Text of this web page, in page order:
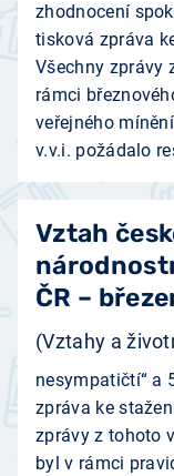
zhodnocení
tisková zpráva
Všechny zprávy
rámci
veřejného
v.v.i. požádalo
Vztah
ČR –
(Vztahy a
nesympatičtí“ a
zpráva ke
zprávy z tohoto
byl v rámci